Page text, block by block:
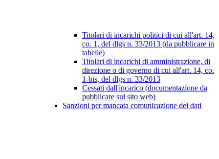
Titolari di incarichi politici di cui all'art. 14,
co. 1, del dlgs n. 33/2013 (da pubblicare in
tabelle)
Titolari di incarichi di amministrazione, di
direzione o di governo di cui all'art. 14, co.
1-bis, del dlgs n. 33/2013
Cessati dall'incarico (documentazione da
pubblicare sul sito web)
Sanzioni per mancata comunicazione dei dati